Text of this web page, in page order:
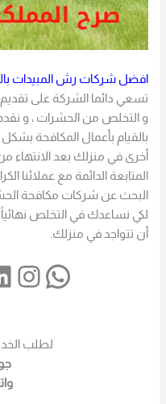
افضل شركات رش المبيدات
تسعي دائما الشركة على
و التخلص من الحشرات ، و
بالقيام بأعمال المكافحة
أخرى في منزلك بعد الانتهاء
المتابعة الدائمة مع عملائنا
البحث عن شركات مكافحة
لكي نساعدك في التخلص
أن تتواجد في منزلك.
لطلب